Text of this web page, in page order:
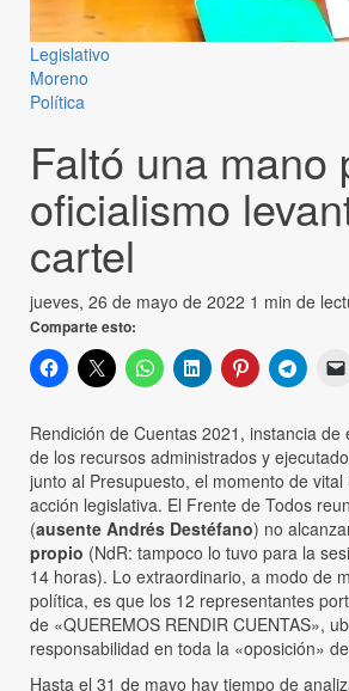
Legislativo
Moreno
Política
Faltó una mano
oficialismo
cartel
jueves, 26 de mayo de 2022 1 min de
Comparte esto:
Rendición de Cuentas 2021, instancia de
de los recursos administrados y
junto al Presupuesto, el momento de vital
acción legislativa. El Frente de Todos
(ausente Andrés Destéfano) no
propio (NdR: tampoco lo tuvo para la
14 horas). Lo extraordinario, a modo de
política, es que los 12 representantes
de «QUEREMOS RENDIR CUENTAS»,
responsabilidad en toda la «oposición»
Hasta el 31 de mayo hay tiempo de